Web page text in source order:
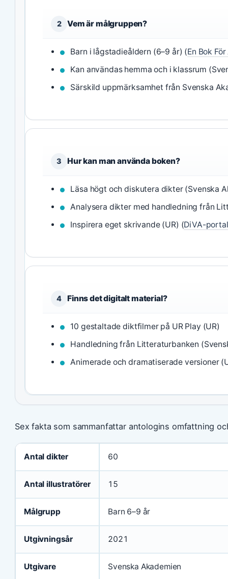
2 Vem är målgruppen?
Barn i lågstadieåldern (6–9 år) (En Bok
Kan användas hemma och i klassrum
Särskild uppmärksamhet från Svenska
3 Hur kan man använda boken?
Läsa högt och diskutera dikter (Svenska
Analysera dikter med handledning från
Inspirera eget skrivande (UR) (DiVA-portal
4 Finns det digitalt material?
10 gestaltade diktfilmer på UR Play (UR)
Handledning från Litteraturbanken
Animerade och dramatiserade versioner
Sex fakta som sammanfattar antologins omfattning
Antal dikter 60
Antal illustratörer 15
Målgrupp Barn 6–9 år
Utgivningsår 2021
Utgivare Svenska Akademien